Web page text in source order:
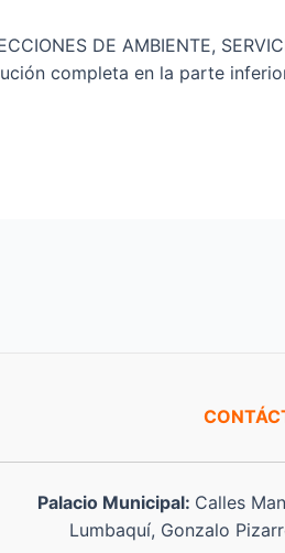
DE AMBIENTE,
completa en la parte
Palacio Municipal: Calles
Lumbaquí, Gonzalo